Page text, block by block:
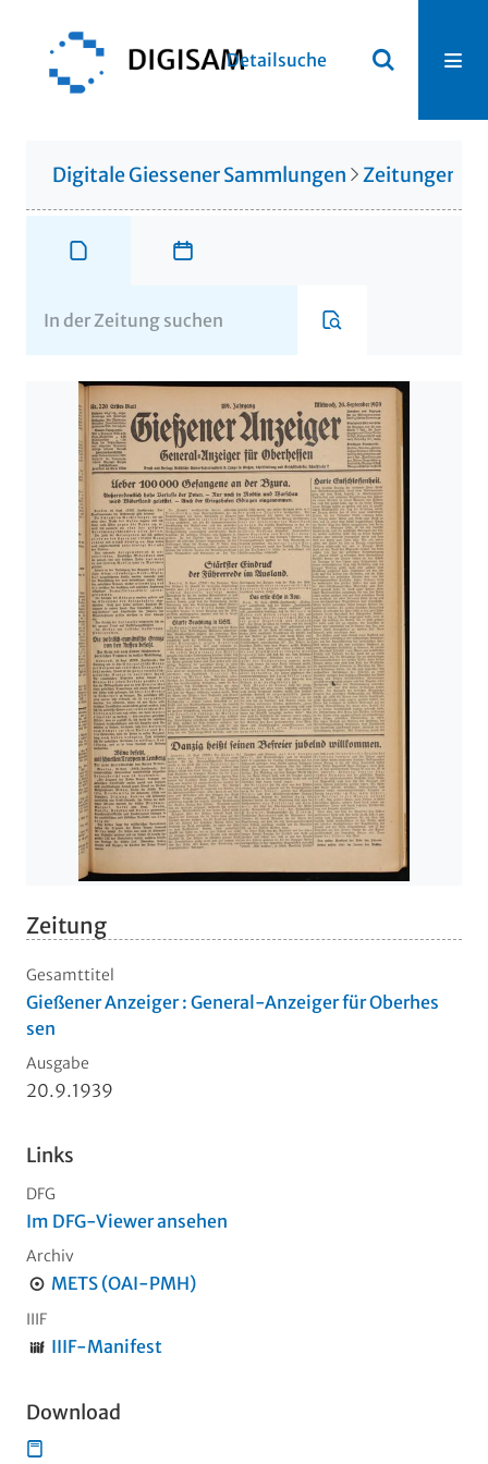
Detailsuche
Digitale Giessener Sammlungen Zeitungen
Zeitung
Gesamttitel
Gießener Anzeiger : General-Anzeiger für Oberhes
sen
Ausgabe
20.9.1939
Links
DFG
Im DFG-Viewer ansehen
Archiv
METS (OAI-PMH)
IIIF
IIIF-Manifest
Download